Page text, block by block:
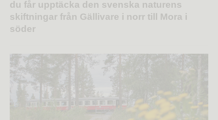
du får upptäcka den svenska naturens
skiftningar från Gällivare i norr till Mora i
söder